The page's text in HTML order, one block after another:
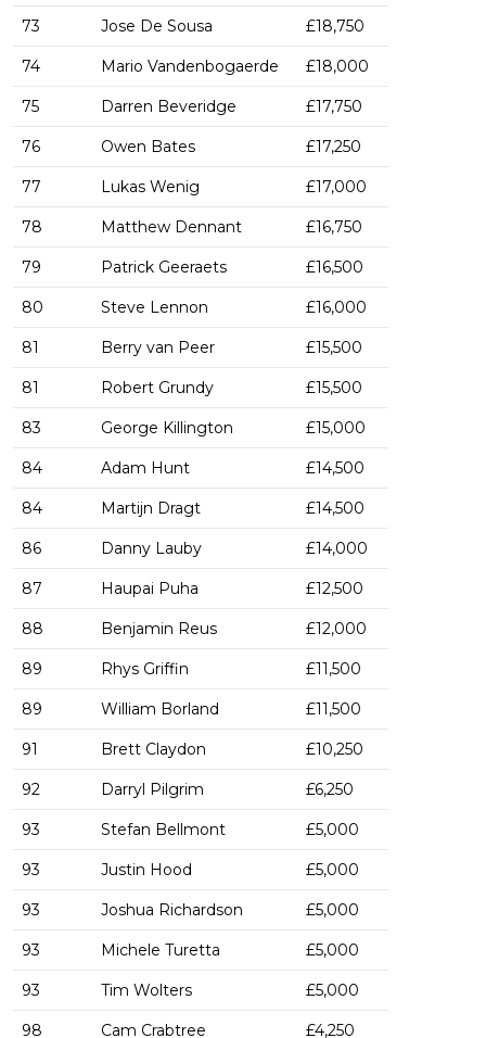
73 Jose De Sousa £18,750
74 Mario Vandenbogaerde £18,000
75 Darren Beveridge £17,750
76 Owen Bates £17,250
77 Lukas Wenig £17,000
78 Matthew Dennant £16,750
79 Patrick Geeraets £16,500
80 Steve Lennon £16,000
81 Berry van Peer £15,500
81 Robert Grundy £15,500
83 George Killington £15,000
84 Adam Hunt £14,500
84 Martijn Dragt £14,500
86 Danny Lauby £14,000
87 Haupai Puha £12,500
88 Benjamin Reus £12,000
89 Rhys Griffin £11,500
89 William Borland £11,500
91 Brett Claydon £10,250
92 Darryl Pilgrim £6,250
93 Stefan Bellmont £5,000
93 Justin Hood £5,000
93 Joshua Richardson £5,000
93 Michele Turetta £5,000
93 Tim Wolters £5,000
98 Cam Crabtree £4,250